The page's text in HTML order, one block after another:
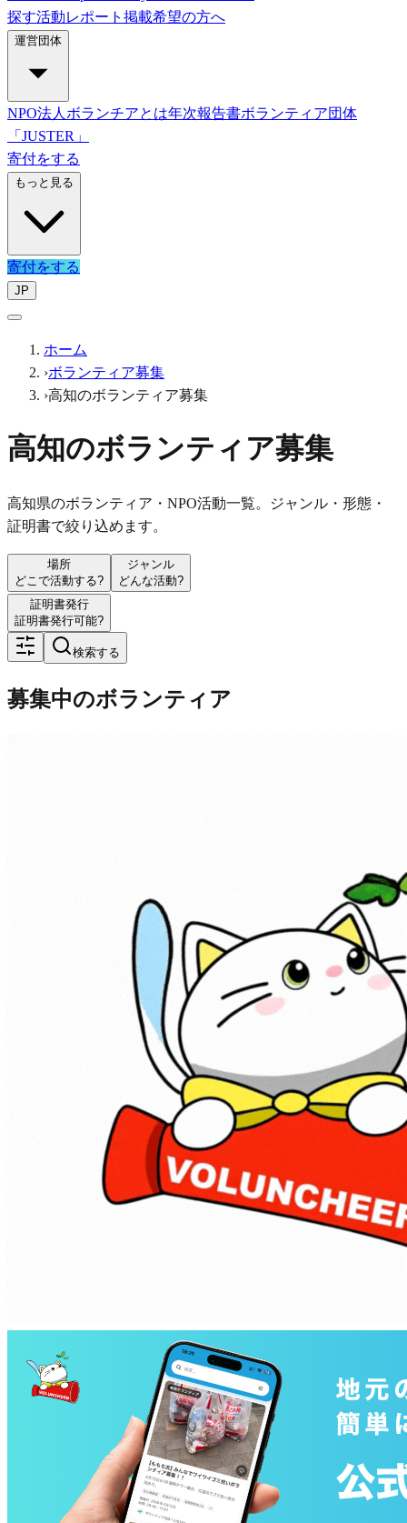
探す活動レポート 掲載希望の方へ
運営団体
NPO法人ボランチアとは年次報告書ボランティア団体
「JUSTER」
寄付をする
もっと見る
寄付をする
JP
ホーム
›ボランティア募集
›高知のボランティア募集
高知のボランティア募集
高知県のボランティア・NPO活動一覧。ジャンル・形態・
証明書で絞り込めます。
場所
どこで活動する?
ジャンル
どんな活動?
証明書発行
証明書発行可能?
検索する
募集中のボランティア